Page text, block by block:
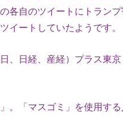
各自のツイートにトラン
イートしていたようです。
、日経、産経）プラス東
。「マスゴミ」を使用する